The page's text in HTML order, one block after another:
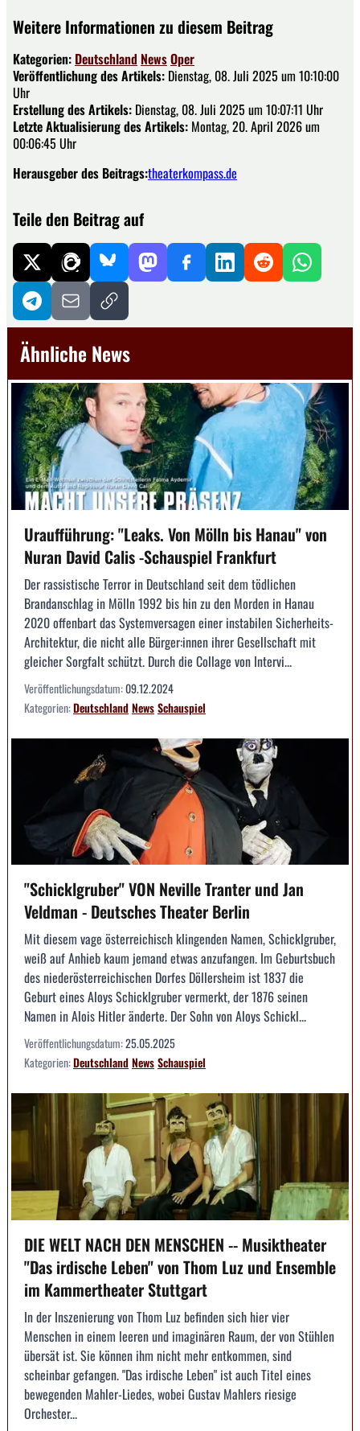
Weitere Informationen zu diesem Beitrag
Kategorien: Deutschland NewsOper
Veröffentlichung des Artikels: Dienstag, 08. Juli 2025 um 10:10:00
Uhr
Erstellung des Artikels: Dienstag, 08. Juli 2025 um 10:07:11 Uhr
Letzte Aktualisierung des Artikels: Montag, 20. April 2026 um
00:06:45 Uhr
Herausgeber des Beitrags:theaterkompass.de
Teile den Beitrag auf
Ähnliche News
Uraufführung: "Leaks. Von Mölln bis Hanau" von
Nuran David Calis -Schauspiel Frankfurt
Der rassistische Terror in Deutschland seit dem tödlichen
Brandanschlag in Mölln 1992 bis hin zu den Morden in Hanau
2020 offenbart das Systemversagen einer instabilen Sicherheits-
Architektur, die nicht alle Bürger:innen ihrer Gesellschaft mit
gleicher Sorgfalt schützt. Durch die Collage von Intervi...
Veröffentlichungsdatum:09.12.2024
Kategorien:DeutschlandNewsSchauspiel
"Schicklgruber" VON Neville Tranter und Jan
Veldman - Deutsches Theater Berlin
Mit diesem vage österreichisch klingenden Namen, Schicklgruber,
weiß auf Anhieb kaum jemand etwas anzufangen. Im Geburtsbuch
des niederösterreichischen Dorfes Döllersheim ist 1837 die
Geburt eines Aloys Schicklgruber vermerkt, der 1876 seinen
Namen in Alois Hitler änderte. Der Sohn von Aloys Schickl...
Veröffentlichungsdatum:25.05.2025
Kategorien:DeutschlandNewsSchauspiel
DIE WELT NACH DEN MENSCHEN -- Musiktheater
"Das irdische Leben" von Thom Luz und Ensemble
im Kammertheater Stuttgart
In der Inszenierung von Thom Luz befinden sich hier vier
Menschen in einem leeren und imaginären Raum, der von Stühlen
übersät ist. Sie können ihm nicht mehr entkommen, sind
scheinbar gefangen. "Das irdische Leben" ist auch Titel eines
bewegenden Mahler-Liedes, wobei Gustav Mahlers riesige
Orchester...